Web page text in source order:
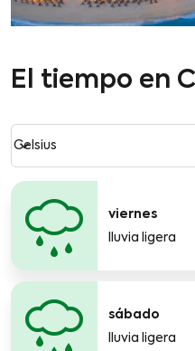
El tiempo en
Weather unit option Celsius
Celsius
keyboard_arrow_down
viernes
lluvia ligera
sábado
lluvia ligera